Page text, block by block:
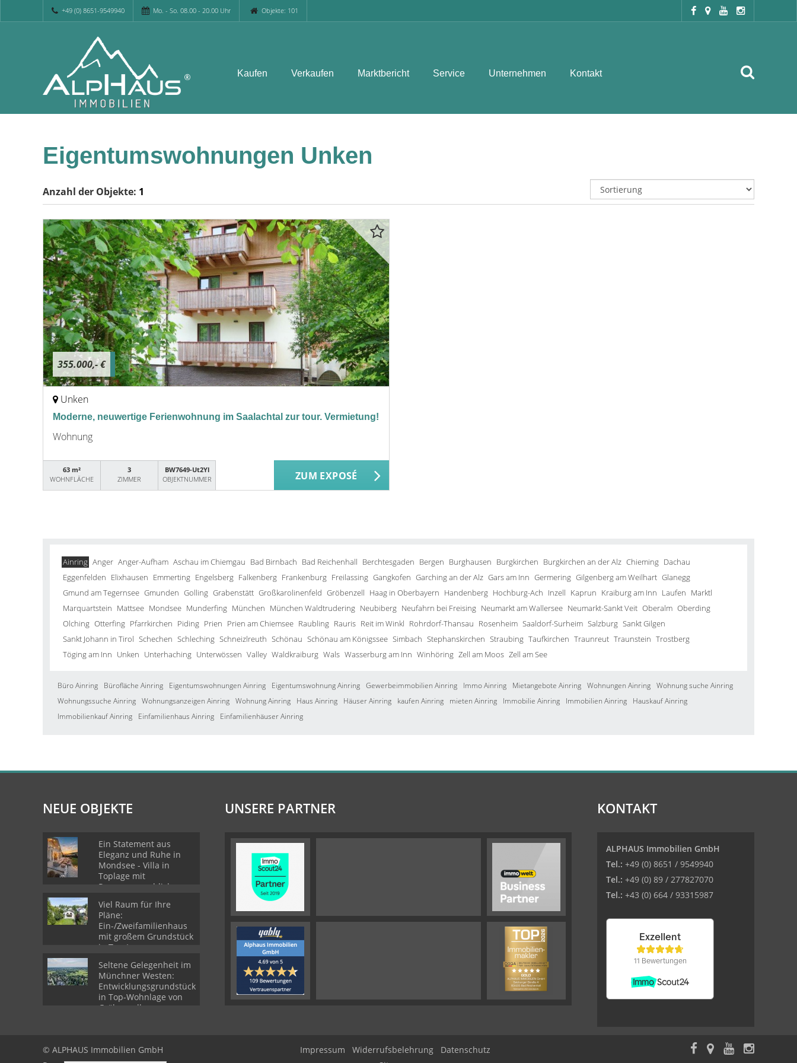
+49 (0) 8651-9549940 Mo. - So. 08.00 - 20.00 Uhr Objekte: 101
Kaufen Verkaufen Marktbericht Service Unternehmen Kontakt
Eigentumswohnungen Unken
Anzahl der Objekte: 1
355.000,- €
Unken
Moderne, neuwertige Ferienwohnung im Saalachtal zur tour. Vermietung!
Wohnung
63 m²
WOHNFLÄCHE
3
ZIMMER
BW7649-Ut2Yl
OBJEKTNUMMER
ZUM EXPOSÉ
Ainring Anger Anger-Aufham Aschau im Chiemgau Bad Birnbach Bad Reichenhall Berchtesgaden Bergen Burghausen Burgkirchen Burgkirchen an der Alz Chieming Dachau
Eggenfelden Elixhausen Emmerting Engelsberg Falkenberg Frankenburg Freilassing Gangkofen Garching an der Alz Gars am Inn Germering Gilgenberg am Weilhart Glanegg
Gmund am Tegernsee Gmunden Golling Grabenstätt Großkarolinenfeld Gröbenzell Haag in Oberbayern Handenberg Hochburg-Ach Inzell Kaprun Kraiburg am Inn Laufen Marktl
Marquartstein Mattsee Mondsee Munderfing München München Waldtrudering Neubiberg Neufahrn bei Freising Neumarkt am Wallersee Neumarkt-Sankt Veit Oberalm Oberding
Olching Otterfing Pfarrkirchen Piding Prien Prien am Chiemsee Raubling Rauris Reit im Winkl Rohrdorf-Thansau Rosenheim Saaldorf-Surheim Salzburg Sankt Gilgen
Sankt Johann in Tirol Schechen Schleching Schneizlreuth Schönau Schönau am Königssee Simbach Stephanskirchen Straubing Taufkirchen Traunreut Traunstein Trostberg
Töging am Inn Unken Unterhaching Unterwössen Valley Waldkraiburg Wals Wasserburg am Inn Winhöring Zell am Moos Zell am See
Büro Ainring Bürofläche Ainring Eigentumswohnungen Ainring Eigentumswohnung Ainring Gewerbeimmobilien Ainring Immo Ainring Mietangebote Ainring Wohnungen Ainring Wohnung suche Ainring
Wohnungssuche Ainring Wohnungsanzeigen Ainring Wohnung Ainring Haus Ainring Häuser Ainring kaufen Ainring mieten Ainring Immobilie Ainring Immobilien Ainring
Hauskauf Ainring
Immobilienkauf Ainring
Einfamilienhaus Ainring Einfamilienhäuser Ainring
NEUE OBJEKTE
Ein Statement aus
Eleganz und Ruhe in
Mondsee - Villa in
Toplage mit
Panoramaausblick
Viel Raum für Ihre
Pläne:
Ein-/Zweifamilienhaus
mit großem Grundstück
in Top-Lage von
Seltene Gelegenheit im
Münchner Westen:
Entwicklungsgrundstück
in Top-Wohnlage von
Gröbenzell
UNSERE PARTNER KONTAKT
ALPHAUS Immobilien GmbH
Tel.: +49 (0) 8651 / 9549940
Tel.: +49 (0) 89 / 277827070
Tel.: +43 (0) 664 / 93315987
© ALPHAUS Immobilien GmbH
Impressum Widerrufsbelehrung
Datenschutz